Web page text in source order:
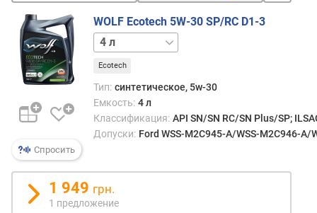
п
о
п
о
у
л
р
н
с
Спросить
WOLF Ecotech 5W-30 SP/RC D1-3
1 л 5 л
Ecotech
Тип: синтетическое, 5w-30
Емкость: 4 л
Классификация: API SN/SN RC/SN Plus/SP;
Допуски: Ford WSS-M2C945-A/WSS-M2C946-A/
1 949 грн.
1 предложение